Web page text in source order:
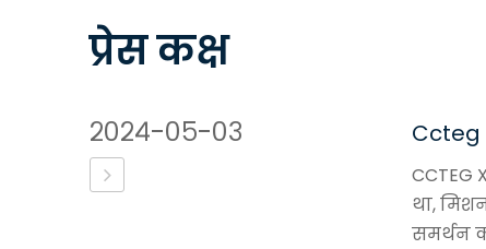
प्रेस कक्ष
२०२४-०५-०३
CCTEG
था,
समर्थन